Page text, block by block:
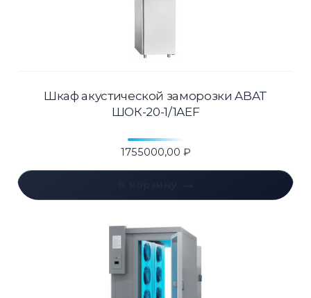
Шкаф акустической заморозки ABAT
ШОК-20-1/1AEF
1755000,00 ₽